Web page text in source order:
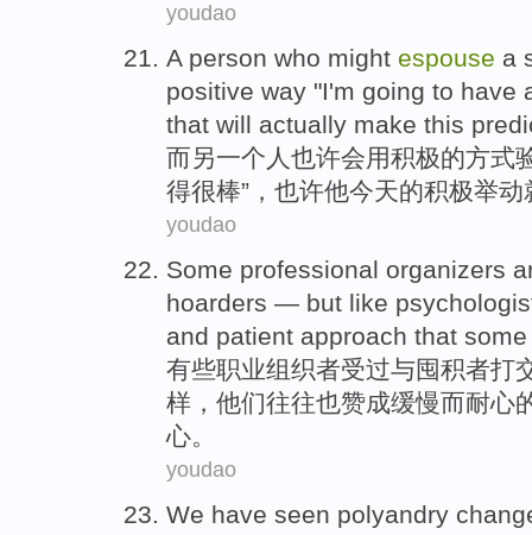
youdao
A person who might espouse a
positive way "I'm going to have
that will actually make this
而另一个 人 也许会用积极的方式
得很棒”，也许他今天的积极举动
youdao
Some professional organizers
hoarders — but like
and patient approach that
有些职业组织者受过与囤积者打
样， 他们往往也赞成缓慢而耐心
心。
youdao
We have seen polyandry